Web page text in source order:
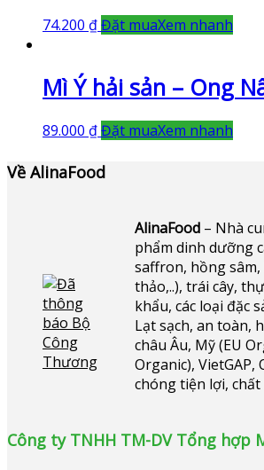
74.200 ₫Đặt muaXem nhanh
Mì Ý hải sản – Ong
89.000 ₫Đặt muaXem nhanh
Về AlinaFood
AlinaFood– Nhà
phẩm dinh dưỡng
saffron, hồng
thảo,..), trái cây,
khẩu, các loại đặc
Lạt sạch, an toàn,
châu Âu, Mỹ (EU
Organic), VietGAP,
chóng tiện lợi,
Công ty TNHH TM-DV Tổng hợp